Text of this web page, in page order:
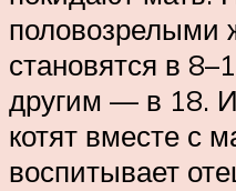
половозрелыми
становятся в
другим — в 18.
котят вместе с
воспитывает